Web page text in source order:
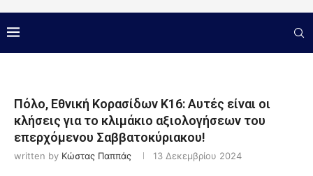
Πόλο, Εθνική Κορασίδων Κ16: Αυτές είναι οι
κλήσεις για το κλιμάκιο αξιολογήσεων του
επερχόμενου Σαββατοκύριακου!
written by Κώστας Παππάς 13 Δεκεμβρίου 2024